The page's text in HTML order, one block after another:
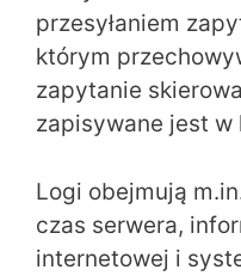
przesyłaniem
którym
zapytanie
zapisywane jest w
Logi obejmują
czas serwera,
internetowej i